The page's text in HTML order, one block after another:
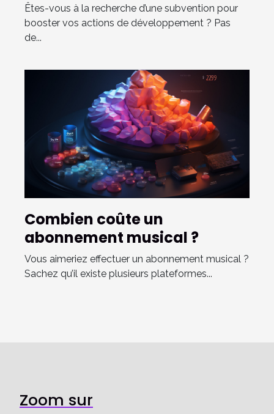
Êtes-vous à la recherche d’une subvention pour
booster vos actions de développement ? Pas
de...
Combien coûte un
abonnement musical ?
Vous aimeriez effectuer un abonnement musical ?
Sachez qu’il existe plusieurs plateformes...
Zoom sur